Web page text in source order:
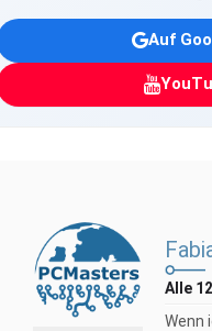
Auf
Alle
Wenn